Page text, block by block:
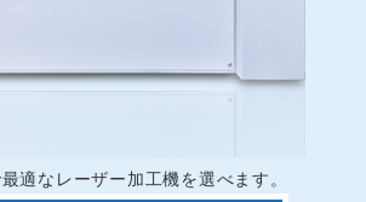
適なレーザー加工機を選べます。